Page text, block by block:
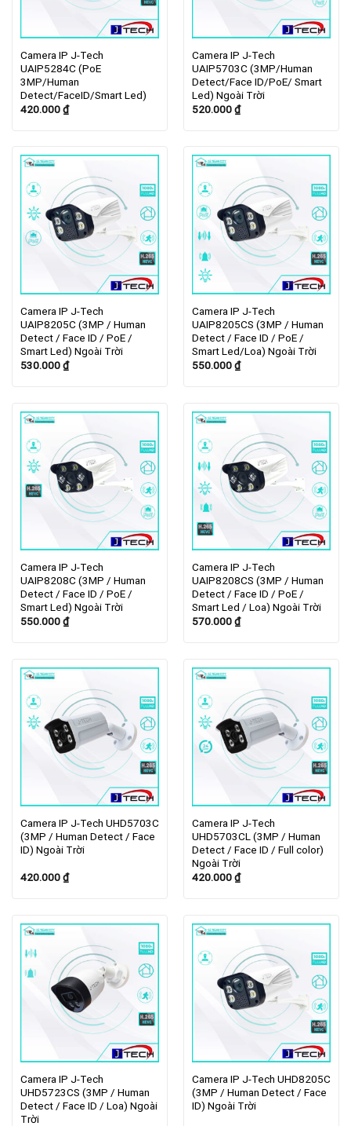
Camera IP J-Tech
UAIP5284C (PoE
3MP/Human
Detect/FaceID/Smart Led)
420.000₫
Camera IP J-Tech
UAIP5703C (3MP/Human
Detect/Face ID/PoE/ Smart
Led) Ngoài Trời
520.000₫
Camera IP J-Tech
UAIP8205C (3MP / Human
Detect / Face ID / PoE /
Smart Led) Ngoài Trời
530.000₫
Camera IP J-Tech
UAIP8205CS (3MP / Human
Detect / Face ID / PoE /
Smart Led/Loa) Ngoài Trời
550.000₫
Camera IP J-Tech
UAIP8208C (3MP / Human
Detect / Face ID / PoE /
Smart Led) Ngoài Trời
550.000₫
Camera IP J-Tech
UAIP8208CS (3MP / Human
Detect / Face ID / PoE /
Smart Led / Loa) Ngoài Trời
570.000₫
Camera IP J-Tech UHD5703C
(3MP / Human Detect / Face
ID) Ngoài Trời
420.000₫
Camera IP J-Tech
UHD5703CL (3MP / Human
Detect / Face ID / Full color)
Ngoài Trời
420.000₫
Camera IP J-Tech
UHD5723CS (3MP / Human
Detect / Face ID / Loa) Ngoài
Trời
Camera IP J-Tech UHD8205C
(3MP / Human Detect / Face
ID) Ngoài Trời